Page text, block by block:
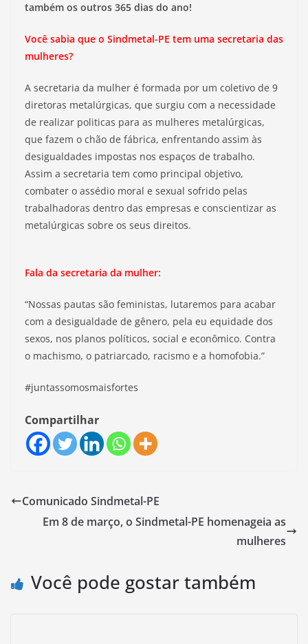
também os outros 365 dias do ano!
Você sabia que o Sindmetal-PE tem uma secretaria das
mulheres?
A secretaria da mulher é formada por um coletivo de 9
diretoras metalúrgicas, que surgiu com a necessidade
de realizar politicas para as mulheres metalúrgicas,
que fazem o chão de fábrica, enfrentando assim às
desigualdades impostas nos espaços de trabalho.
Assim a secretaria tem como principal objetivo,
combater o assédio moral e sexual sofrido pelas
trabalhadoras dentro das empresas e conscientizar as
metalúrgicas sobre os seus direitos.
Fala da secretaria da mulher:
“Nossas pautas são feministas, lutaremos para acabar
com a desigualdade de gênero, pela eu equidade dos
sexos, nos planos políticos, social e econômico. Contra
o machismo, o patriarcado, racismo e a homofobia.”
#juntassomosmaisfortes
Compartilhar
Comunicado Sindmetal-PE
Em 8 de março, o Sindmetal-PE homenageia as
mulheres
Você pode gostar também